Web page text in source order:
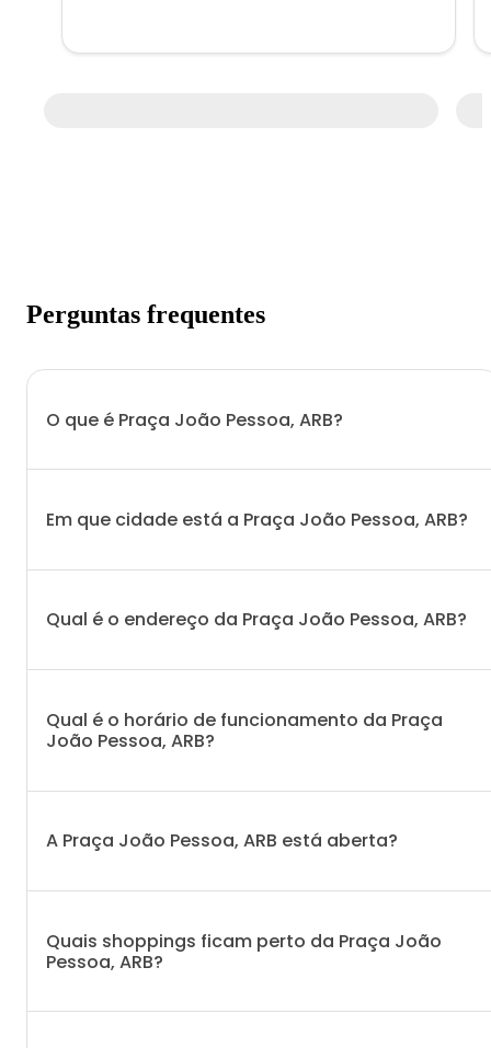
Perguntas frequentes
O que é Praça João Pessoa, ARB?
Em que cidade está a Praça João Pessoa, ARB?
Qual é o endereço da Praça João Pessoa, ARB?
Qual é o horário de funcionamento da Praça
João Pessoa, ARB?
A Praça João Pessoa, ARB está aberta?
Quais shoppings ficam perto da Praça João
Pessoa, ARB?